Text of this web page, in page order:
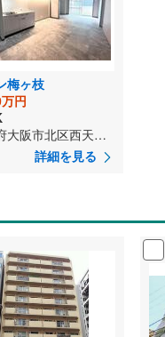
梅ヶ枝
円
大阪府大阪市北区西天満5丁目
詳細を見る